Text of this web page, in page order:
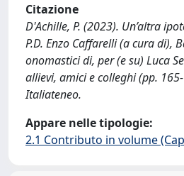
Citazione
D'Achille, P. (2023). Un’altra
P.D. Enzo Caffarelli (a cura di),
onomastici di, per (e su) Luca
allievi, amici e colleghi (pp. 165-
Italiateneo.
Appare nelle tipologie:
2.1 Contributo in volume